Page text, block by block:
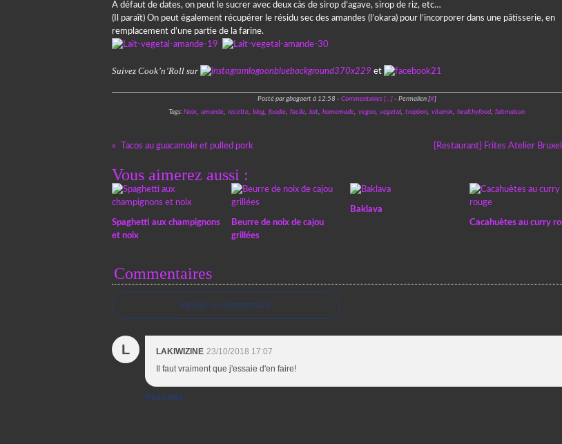
A défaut de dates, on peut le sucrer avec deux càs de sirop d’agave, sirop de riz, etc…
(Il paraît) On peut également récupérer le résidu sec des amandes (l’okara) pour l’incorporer dans une pâtisserie, en
remplacement d’une partie de la farine.
Suivez Cook’n’Roll sur et
Posté par gbogaert à 12:58 - Commentaires […]- Permalien [#]
Tags: Noix, amande, recette, blog, foodie, facile, lait, homemade, vegan, vegetal, tropbon, vitamix, healthyfood, faitmaison
Tacos au guacamole et pulled pork {Restaurant} Frites Atelier
Vous aimerez aussi :
Spaghetti aux champignons
et noix
Beurre de noix de cajou
grillées
Baklava
Cacahuètes au curry
Commentaires
Ajouter un commentaire
L LAKIWIZINE 23/10/2018 17:07
Il faut vraiment que j'essaie d'en faire!
Répondre